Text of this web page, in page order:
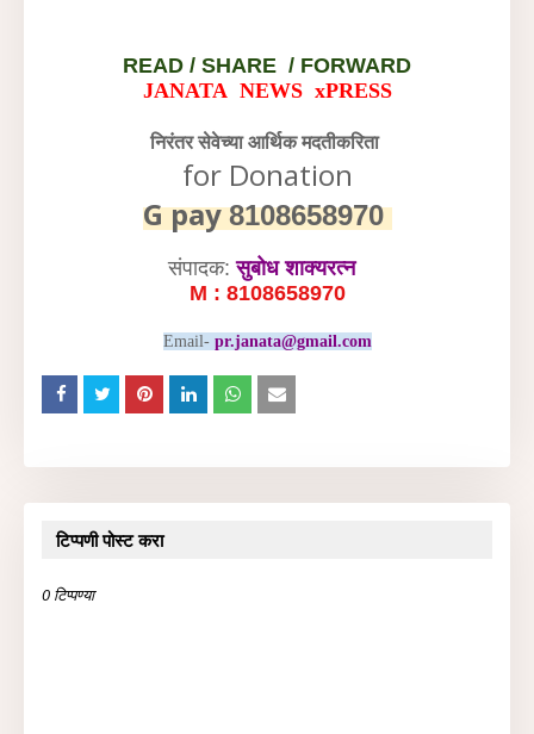
READ / SHARE / FORWARD
JANATA NEWS xPRESS
निरंतर सेवेच्या आर्थिक मदतीकरिता
for Donation
G pay8108658970
संपादक:सुबोध शाक्यरत्न
M : 8108658970
Email- pr.janata@gmail.com
टिप्पणी पोस्ट करा
0 टिप्पण्या